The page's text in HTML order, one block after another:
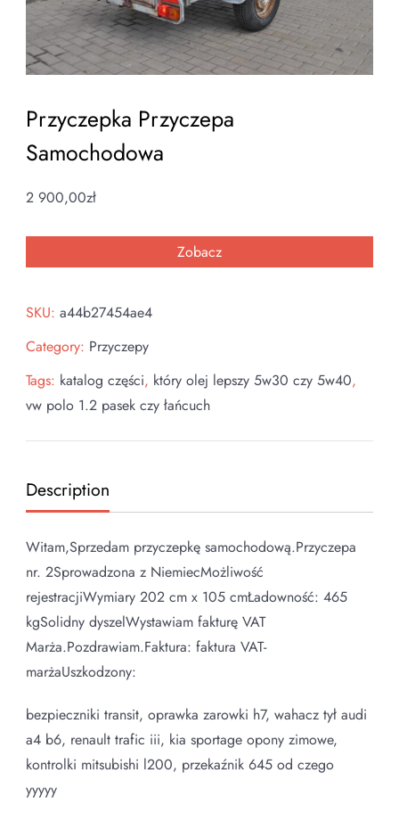
Przyczepka Przyczepa
Samochodowa
2 900,00zł
Zobacz
SKU: a44b27454ae4
Category: Przyczepy
Tags: katalog części, który olej lepszy 5w30 czy 5w40,
vw polo 1.2 pasek czy łańcuch
Description
Witam,Sprzedam przyczepkę samochodową.Przyczepa
nr. 2Sprowadzona z NiemiecMożliwość
rejestracjiWymiary 202 cm x 105 cmŁadowność: 465
kgSolidny dyszelWystawiam fakturę VAT
Marża.Pozdrawiam.Faktura: faktura VAT-
marżaUszkodzony:
bezpieczniki transit, oprawka zarowki h7, wahacz tył audi
a4 b6, renault trafic iii, kia sportage opony zimowe,
kontrolki mitsubishi l200, przekaźnik 645 od czego
yyyyy